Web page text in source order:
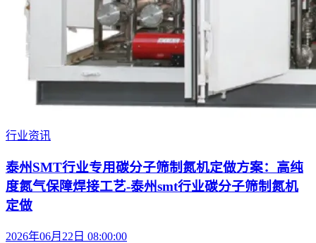
行业资讯
泰州SMT行业专用碳分子筛制氮机定做方案：高纯
度氮气保障焊接工艺-泰州smt行业碳分子筛制氮机
定做
2026年06月22日 08:00:00